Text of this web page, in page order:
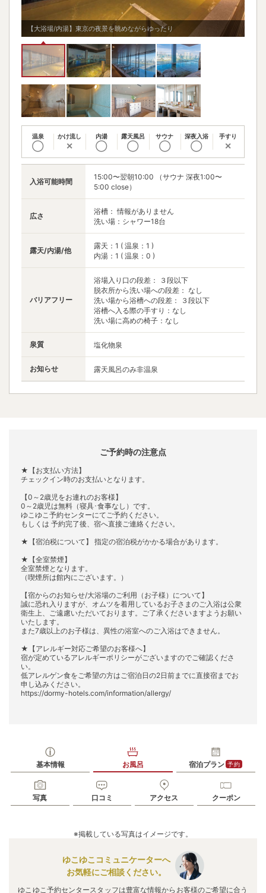
【大浴場/内湯】東京の夜景を眺めながらゆったり
温泉
◯
かけ流し
✕
内湯
◯
露天風呂
◯
サウナ
◯
深夜入浴
◯
手すり
✕
入浴可能時間
15:00〜翌朝10:00 （サウナ 深夜1:00〜
5:00 close）
広さ
浴槽： 情報がありません
洗い場：シャワー18台
露天/内湯/他
露天：1 ( 温泉：1 )
内湯：1 ( 温泉：0 )
バリアフリー
浴場入り口の段差： ３段以下
脱衣所から洗い場への段差： なし
洗い場から浴槽への段差： ３段以下
浴槽へ入る際の手すり：なし
洗い場に高めの椅子：なし
泉質 塩化物泉
お知らせ 露天風呂のみ非温泉
ご予約時の注意点
★【お支払い方法】
チェックイン時のお支払いとなります。
【0～2歳児をお連れのお客様】
0～2歳児は無料（寝具･食事なし）です。
ゆこゆこ予約センターにてご予約ください。
もしくは 予約完了後、宿へ直接ご連絡ください。
★【宿泊税について】 指定の宿泊税がかかる場合があります。
★【全室禁煙】
全室禁煙となります。
（喫煙所は館内にございます。）
【宿からのお知らせ/大浴場のご利用（お子様）について】
誠に恐れ入りますが、オムツを着用しているお子さまのご入浴は公衆
衛生上、ご遠慮いただいております。ご了承くださいますようお願い
いたします。
また7歳以上のお子様は、異性の浴室へのご入浴はできません。
★【アレルギー対応ご希望のお客様へ】
宿が定めているアレルギーポリシーがございますのでご確認くださ
い。
低アレルゲン食をご希望の方はご宿泊日の2日前までに直接宿までお
申し込みください。
https://dormy-hotels.com/information/allergy/
基本情報 お風呂 宿泊プラン 予約
写真 口コミ アクセス クーポン
※掲載している写真はイメージです。
ゆこゆこコミュニケーターへ
お気軽にご相談ください。
ゆこゆこ予約センタースタッフは豊富な情報からお客様のご希望に合う